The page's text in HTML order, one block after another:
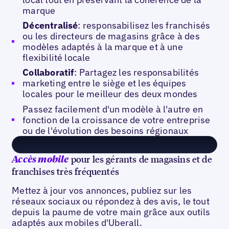
marque
Décentralisé: responsabilisez les franchisés
ou les directeurs de magasins grâce à des
modèles adaptés à la marque et à une
flexibilité locale
Collaboratif: Partagez les responsabilités
marketing entre le siège et les équipes
locales pour le meilleur des deux mondes
Passez facilement d'un modèle à l'autre en
fonction de la croissance de votre entreprise
ou de l'évolution des besoins régionaux
Accès mobile pour les gérants de magasins et de
franchises très fréquentés
Mettez à jour vos annonces, publiez sur les
réseaux sociaux ou répondez à des avis, le tout
depuis la paume de votre main grâce aux outils
adaptés aux mobiles d'Uberall.